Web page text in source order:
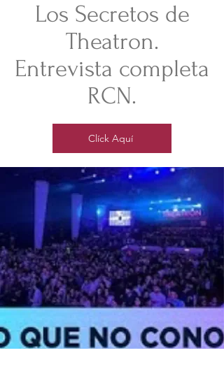
Los Secretos de
Theatron.
Entrevista completa
RCN.
Clíck Aquí